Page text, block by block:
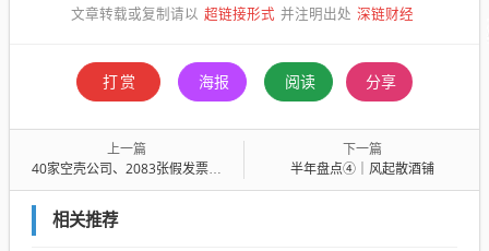
文章转载或复制请以 超链接形式 并注明出处 深链财经
打赏 海报 阅读 分享
上一篇
40家空壳公司、2083张假发票、1.89亿虚开：医保顶格“拉黑”东北老药企始末
下一篇
半年盘点④｜风起散酒铺
相关推荐